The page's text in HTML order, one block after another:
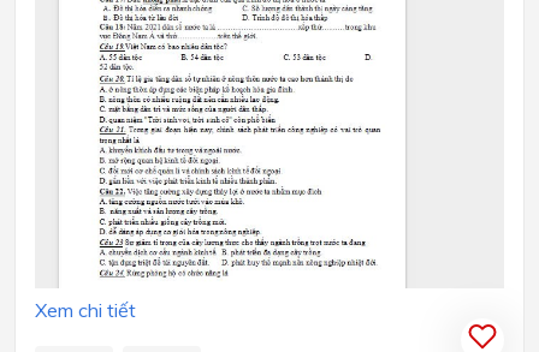
Xem chi tiết